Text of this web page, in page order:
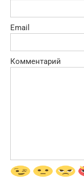
Email
Комментарий